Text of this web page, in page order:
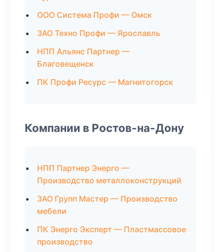
ООО Система Профи — Омск
ЗАО Техно Профи — Ярославль
НПП Альянс Партнер —
Благовещенск
ПК Профи Ресурс — Магнитогорск
Компании в Ростов-на-Дону
НПП Партнер Энерго —
Производство металлоконструкций
ЗАО Групп Мастер — Производство
мебели
ПК Энерго Эксперт — Пластмассовое
производство